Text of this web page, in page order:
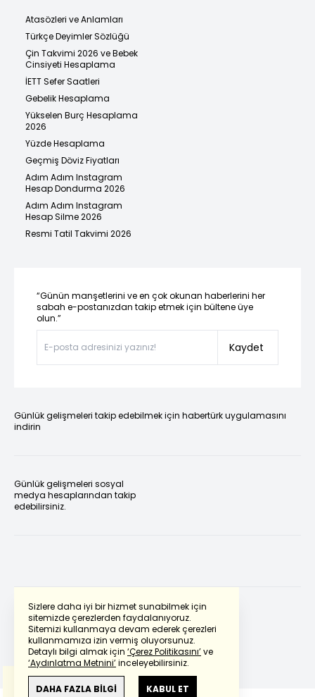
Sizlere daha iyi bir hizmet sunabilmek için
sitemizde çerezlerden faydalanıyoruz.
Sitemizi kullanmaya devam ederek çerezleri
kullanmamıza izin vermiş oluyorsunuz.
Detaylı bilgi almak için ‘Çerez Politikasını’ve
‘Aydınlatma Metnini’inceleyebilirsiniz.
DAHA FAZLA BİLGİ KABUL ET
Atasözleri ve Anlamları
Türkçe Deyimler Sözlüğü
Çin Takvimi 2026 ve Bebek
Cinsiyeti Hesaplama
İETT Sefer Saatleri
Gebelik Hesaplama
Yükselen Burç Hesaplama
2026
Yüzde Hesaplama
Geçmiş Döviz Fiyatları
Adım Adım Instagram
Hesap Dondurma 2026
Adım Adım Instagram
Hesap Silme 2026
Resmi Tatil Takvimi 2026
“Günün manşetlerini ve en çok okunan haberlerini her
sabah e-postanızdan takip etmek için bültene üye
olun.”
Kaydet
Günlük gelişmeleri takip edebilmek için habertürk uygulamasını
indirin
Günlük gelişmeleri sosyal
medya hesaplarından takip
edebilirsiniz.
Powered by Translate
Bu çevirideGoogle Transletekullanılmıştır.
Anlam ve çeviri hatalarından
haberturk.com